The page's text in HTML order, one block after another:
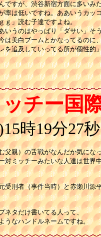
ですが、渋谷新宿方面に多いみ
率は低いですね。ああいうカッ
ｇ」読む子達ですよね。
いうのはやっぱり「ダサい」そ
は美白ブームとかなってるのに
を追及していってる所が個性的
チー国
時19分27秒
父親）の舌戦がなんだか気にな
対ミッチーみたいな人達は世界
受刑者（事件当時）と赤瀬川源
ネタだけ書いてる人って、